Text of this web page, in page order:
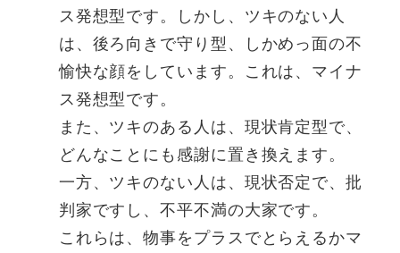
ス発想型です。しかし、ツキのない人
は、後ろ向きで守り型、しかめっ面の不
愉快な顔をしています。これは、マイナ
ス発想型です。
また、ツキのある人は、現状肯定型で、
どんなことにも感謝に置き換えます。
一方、ツキのない人は、現状否定で、批
判家ですし、不平不満の大家です。
これらは、物事をプラスでとらえるかマ